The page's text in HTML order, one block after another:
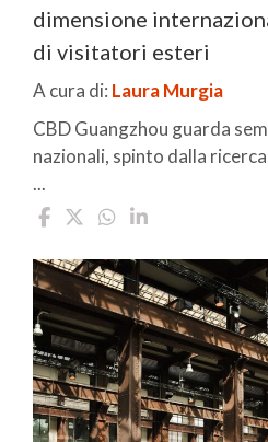
dimensione
di visitatori esteri
A cura di: Laura Murgia
CBD Guangzhou guarda
nazionali, spinto dalla
...